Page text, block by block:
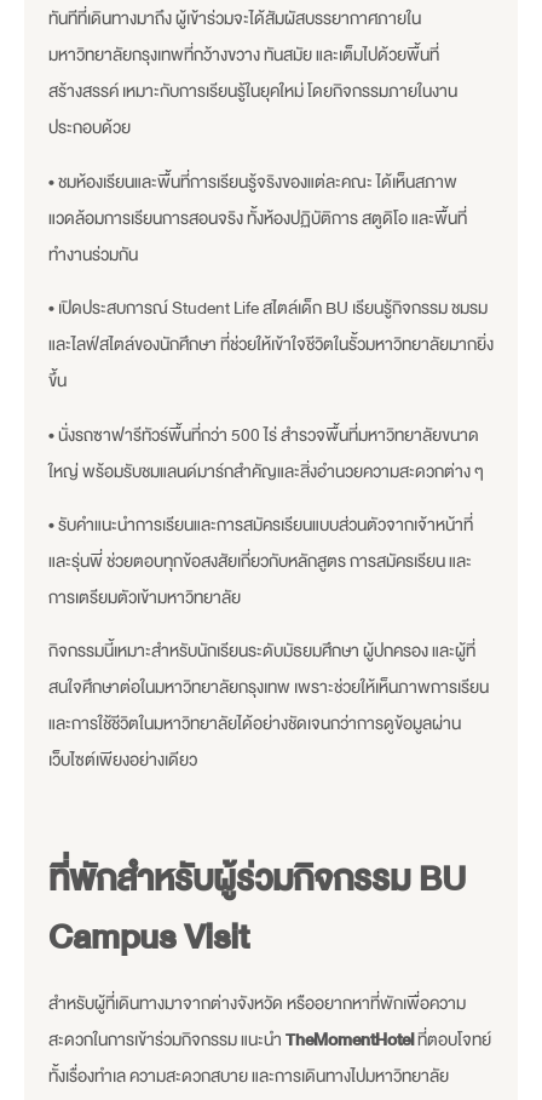
ทันทีที่เดินทางมาถึง ผู้เข้าร่วมจะได้สัมผัสบรรยากาศภายใน
มหาวิทยาลัยกรุงเทพที่กว้างขวาง ทันสมัย และเต็มไปด้วยพื้นที่
สร้างสรรค์ เหมาะกับการเรียนรู้ในยุคใหม่ โดยกิจกรรมภายในงาน
ประกอบด้วย
• ชมห้องเรียนและพื้นที่การเรียนรู้จริงของแต่ละคณะ ได้เห็นสภาพ
แวดล้อมการเรียนการสอนจริง ทั้งห้องปฏิบัติการ สตูดิโอ และพื้นที่
ทำงานร่วมกัน
• เปิดประสบการณ์ Student Life สไตล์เด็ก BU เรียนรู้กิจกรรม ชมรม
และไลฟ์สไตล์ของนักศึกษา ที่ช่วยให้เข้าใจชีวิตในรั้วมหาวิทยาลัยมากยิ่ง
ขึ้น
• นั่งรถซาฟารีทัวร์พื้นที่กว่า 500 ไร่ สำรวจพื้นที่มหาวิทยาลัยขนาด
ใหญ่ พร้อมรับชมแลนด์มาร์กสำคัญและสิ่งอำนวยความสะดวกต่าง ๆ
• รับคำแนะนำการเรียนและการสมัครเรียนแบบส่วนตัวจากเจ้าหน้าที่
และรุ่นพี่ ช่วยตอบทุกข้อสงสัยเกี่ยวกับหลักสูตร การสมัครเรียน และ
การเตรียมตัวเข้ามหาวิทยาลัย
กิจกรรมนี้เหมาะสำหรับนักเรียนระดับมัธยมศึกษา ผู้ปกครอง และผู้ที่
สนใจศึกษาต่อในมหาวิทยาลัยกรุงเทพ เพราะช่วยให้เห็นภาพการเรียน
และการใช้ชีวิตในมหาวิทยาลัยได้อย่างชัดเจนกว่าการดูข้อมูลผ่าน
เว็บไซต์เพียงอย่างเดียว
ที่พักสำหรับผู้ร่วมกิจกรรม BU
Campus Visit
สำหรับผู้ที่เดินทางมาจากต่างจังหวัด หรืออยากหาที่พักเพื่อความ
สะดวกในการเข้าร่วมกิจกรรม แนะนำTheMomentHotelที่ตอบโจทย์
ทั้งเรื่องทำเล ความสะดวกสบาย และการเดินทางไปมหาวิทยาลัย